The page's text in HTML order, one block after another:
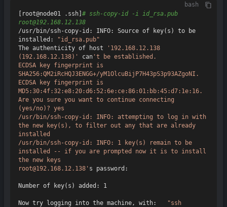
bash
[root@node01 .ssh] # ssh-copy-id -i id_rsa.pub
root@192.168.12.138
/usr/bin/ssh-copy-id: INFO: Source of key(s) to be
installed:
"id_rsa.pub"
The authenticity of host
'192.168.12.138
(192.168.12.138)'
can 't be established.
ECDSA key fingerprint is
SHA256:QM2iRcHQJ3ENGG+/yM1OlcuBijP7H43pS3p93AZgoNI.
ECDSA key fingerprint is
MD5:30:4f:32:e8:20:d6:52:6e:ce:86:01:bb:45:d7:1e:16.
Are you sure you want to continue connecting
(yes/no)? yes
/usr/bin/ssh-copy-id: INFO: attempting to log in with
the new key(s), to filter out any that are already
installed
/usr/bin/ssh-copy-id: INFO: 1 key(s) remain to be
installed -- if you are prompted now it is to install
the new keys
root@192.168.12.138' s password:
Number of key(s) added: 1
Now try logging into the machine, with:
"ssh